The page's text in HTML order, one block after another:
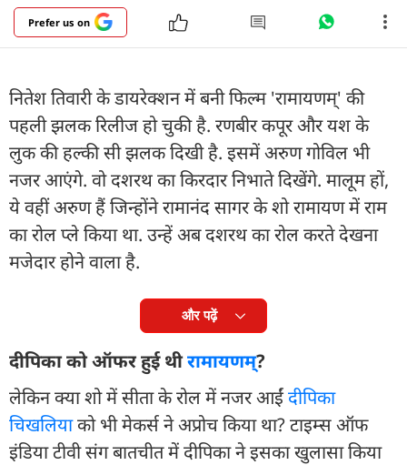
Prefer us on
नितेश तिवारी के डायरेक्शन में बनी फिल्म 'रामायणम्' की
पहली झलक रिलीज हो चुकी है. रणबीर कपूर और यश के
लुक की हल्की सी झलक दिखी है. इसमें अरुण गोविल भी
नजर आएंगे. वो दशरथ का किरदार निभाते दिखेंगे. मालूम हों,
ये वहीं अरुण हैं जिन्होंने रामानंद सागर के शो रामायण में राम
का रोल प्ले किया था. उन्हें अब दशरथ का रोल करते देखना
मजेदार होने वाला है.
और पढ़ें
दीपिका को ऑफर हुई थीरामायणम्?
लेकिन क्या शो में सीता के रोल में नजर आईंदीपिका
चिखलियाको भी मेकर्स ने अप्रोच किया था? टाइम्स ऑफ
इंडिया टीवी संग बातचीत में दीपिका ने इसका खुलासा किया